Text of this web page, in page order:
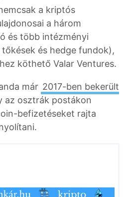
a kriptós
a három
és több intézményi
és hedge fundok),
köthető Valar Ventures.
már 2017-ben bekerült
az osztrák postákon
befizetéseket rajta